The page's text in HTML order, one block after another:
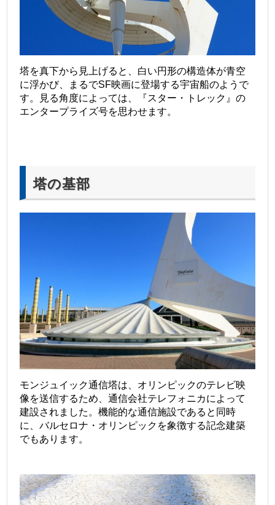
塔を真下から見上げると、白い円形の構造体が青空
に浮かび、まるでSF映画に登場する宇宙船のようで
す。見る角度によっては、『スター・トレック』の
エンタープライズ号を思わせます。
塔の基部
モンジュイック通信塔は、オリンピックのテレビ映
像を送信するため、通信会社テレフォニカによって
建設されました。機能的な通信施設であると同時
に、バルセロナ・オリンピックを象徴する記念建築
でもあります。